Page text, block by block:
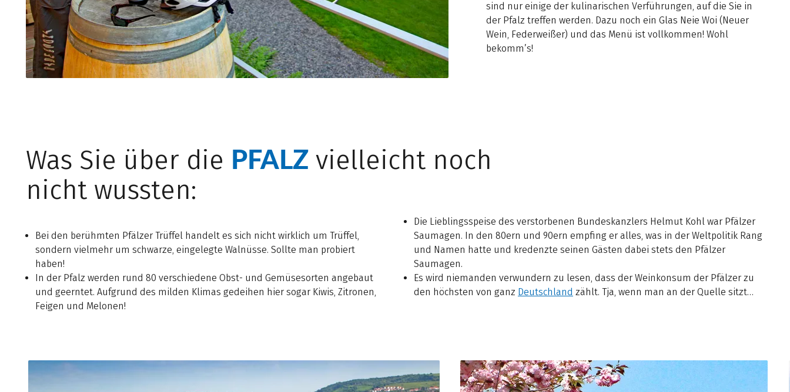
sind nur einige der kulinarischen Verführungen, auf die Sie in
der Pfalz treffen werden. Dazu noch ein Glas Neie Woi (Neuer
Wein, Federweißer) und das Menü ist vollkommen! Wohl
bekomm’s!
Was Sie über die PFALZ vielleicht noch
nicht wussten:
Bei den berühmten Pfälzer Trüffel handelt es sich nicht wirklich um Trüffel,
sondern vielmehr um schwarze, eingelegte Walnüsse. Sollte man probiert
haben!
In der Pfalz werden rund 80 verschiedene Obst- und Gemüsesorten angebaut
und geerntet. Aufgrund des milden Klimas gedeihen hier sogar Kiwis, Zitronen,
Feigen und Melonen!
Die Lieblingsspeise des verstorbenen Bundeskanzlers Helmut Kohl war Pfälzer
Saumagen. In den 80ern und 90ern empfing er alles, was in der Weltpolitik Rang
und Namen hatte und kredenzte seinen Gästen dabei stets den Pfälzer
Saumagen.
Es wird niemanden verwundern zu lesen, dass der Weinkonsum der Pfälzer zu
den höchsten von ganz Deutschland zählt. Tja, wenn man an der Quelle sitzt…